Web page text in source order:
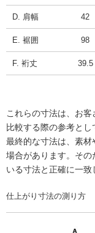
D. 肩幅 42
E. 裾囲 98
F. 裄丈 39.5
これらの寸法は、お
比較する際の参考とし
最終的な寸法は、素
場合があります。そ
いる寸法と正確に一致
仕上がり寸法の測り方